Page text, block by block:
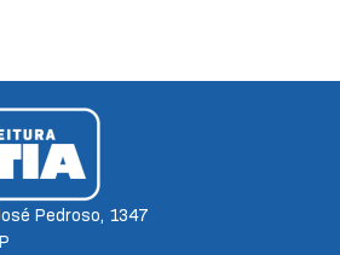
Pedroso, 1347